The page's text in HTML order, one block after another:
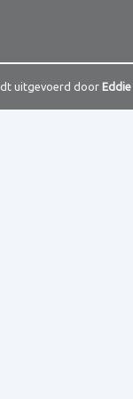
uitgevoerd door Eddie